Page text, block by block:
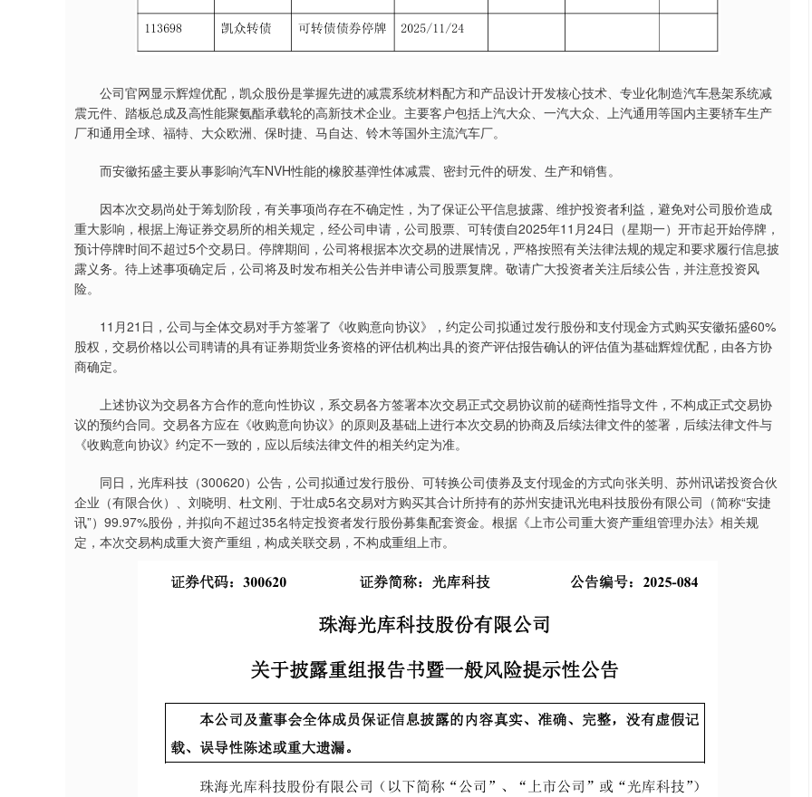
公司官网显示辉煌优配，凯众股份是掌握先进的减震系统材料配方和产品设计开发核心技术、专业化制造汽车悬架系统减
震元件、踏板总成及高性能聚氨酯承载轮的高新技术企业。主要客户包括上汽大众、一汽大众、上汽通用等国内主要轿车生产
厂和通用全球、福特、大众欧洲、保时捷、马自达、铃木等国外主流汽车厂。
而安徽拓盛主要从事影响汽车NVH性能的橡胶基弹性体减震、密封元件的研发、生产和销售。
因本次交易尚处于筹划阶段，有关事项尚存在不确定性，为了保证公平信息披露、维护投资者利益，避免对公司股价造成
重大影响，根据上海证券交易所的相关规定，经公司申请，公司股票、可转债自2025年11月24日（星期一）开市起开始停牌，
预计停牌时间不超过5个交易日。停牌期间，公司将根据本次交易的进展情况，严格按照有关法律法规的规定和要求履行信息披
露义务。待上述事项确定后，公司将及时发布相关公告并申请公司股票复牌。敬请广大投资者关注后续公告，并注意投资风
险。
11月21日，公司与全体交易对手方签署了《收购意向协议》，约定公司拟通过发行股份和支付现金方式购买安徽拓盛60%
股权，交易价格以公司聘请的具有证券期货业务资格的评估机构出具的资产评估报告确认的评估值为基础辉煌优配，由各方协
商确定。
上述协议为交易各方合作的意向性协议，系交易各方签署本次交易正式交易协议前的磋商性指导文件，不构成正式交易协
议的预约合同。交易各方应在《收购意向协议》的原则及基础上进行本次交易的协商及后续法律文件的签署，后续法律文件与
《收购意向协议》约定不一致的，应以后续法律文件的相关约定为准。
同日，光库科技（300620）公告，公司拟通过发行股份、可转换公司债券及支付现金的方式向张关明、苏州讯诺投资合伙
企业（有限合伙）、刘晓明、杜文刚、于壮成5名交易对方购买其合计所持有的苏州安捷讯光电科技股份有限公司（简称“安捷
讯”）99.97%股份，并拟向不超过35名特定投资者发行股份募集配套资金。根据《上市公司重大资产重组管理办法》相关规
定，本次交易构成重大资产重组，构成关联交易，不构成重组上市。